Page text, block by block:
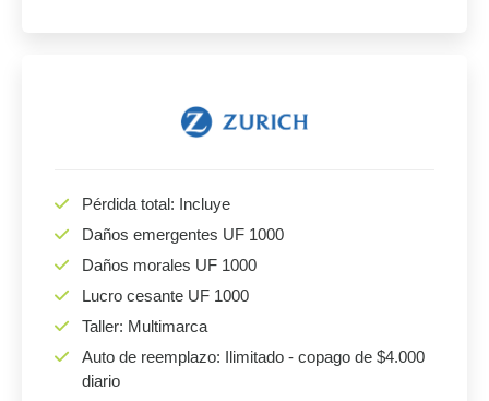
Pérdida total: Incluye
Daños emergentes UF 1000
Daños morales UF 1000
Lucro cesante UF 1000
Taller: Multimarca
Auto de reemplazo: Ilimitado - copago de $4.000
diario